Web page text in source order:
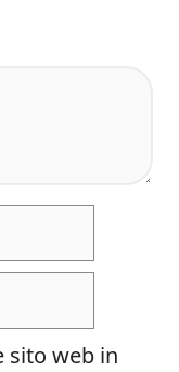
sito web in